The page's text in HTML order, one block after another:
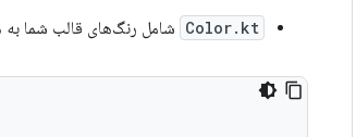
Color.kt شامل رنگ‌های قالب شما